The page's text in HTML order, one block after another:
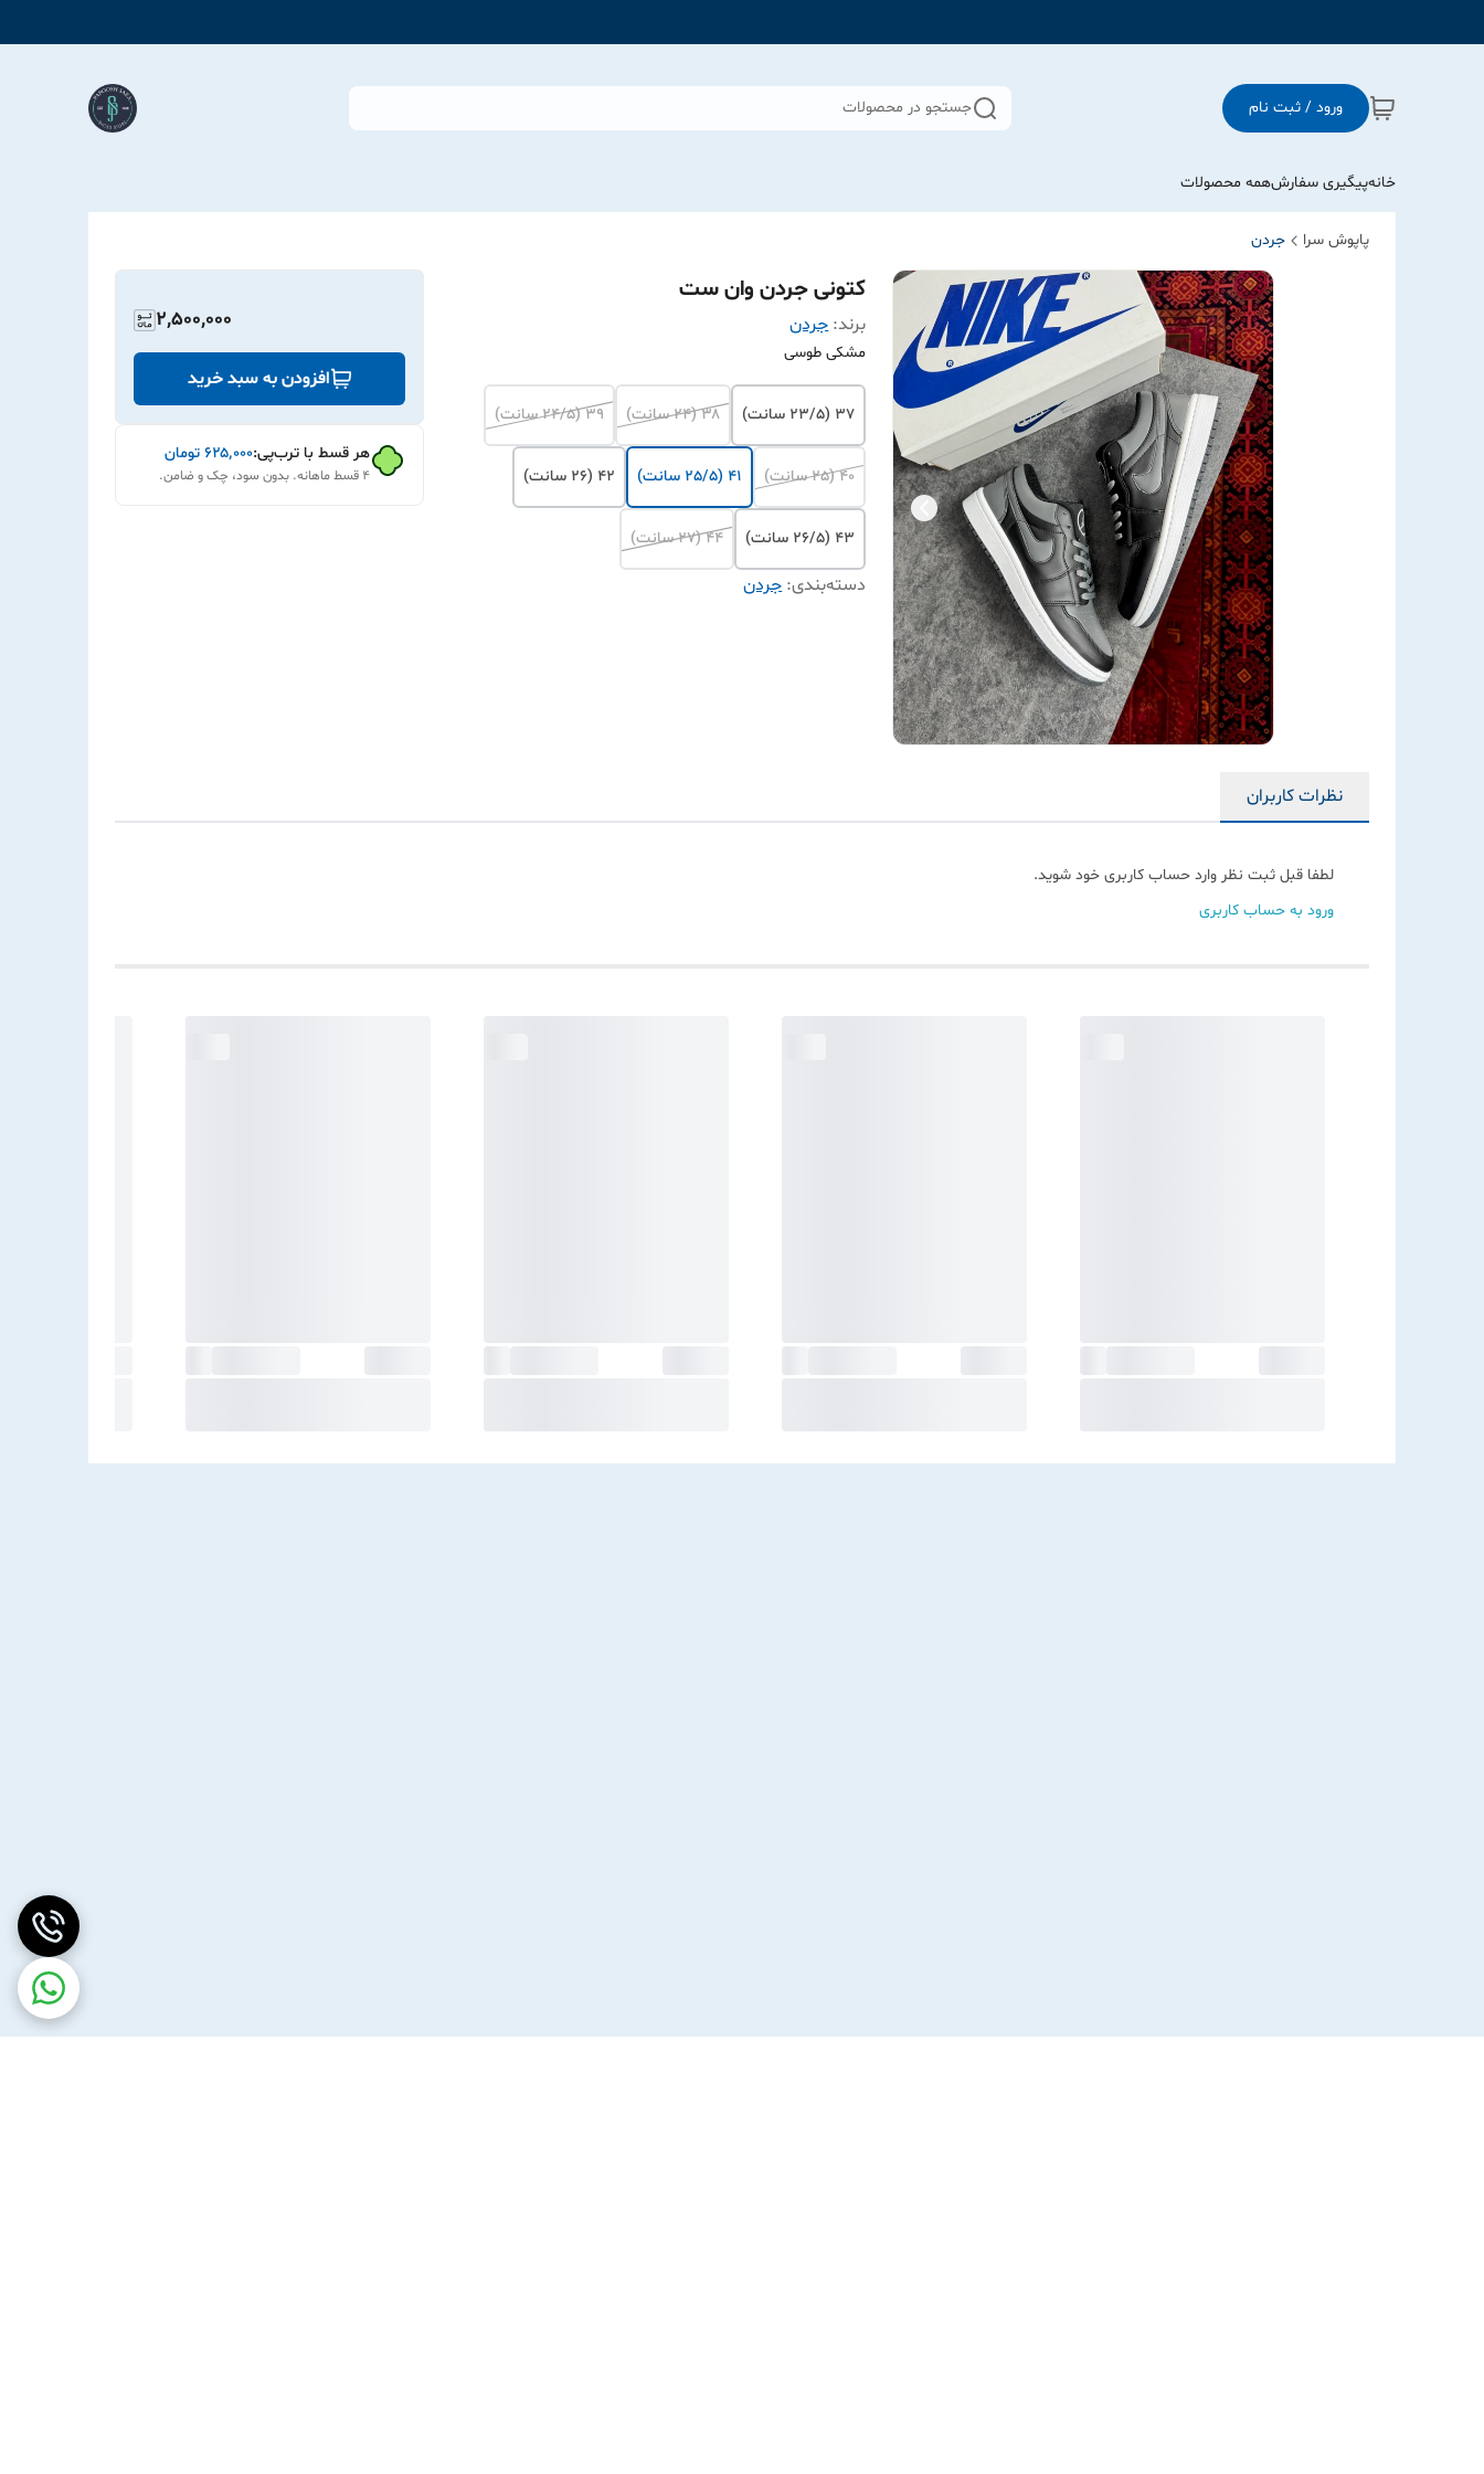
ورود / ثبت نام جستجو در محصولات
خانهپیگیری سفارشهمه محصولات
پاپوش سرا جردن
کتونی جردن وان ست
برند: جردن
مشکی طوسی
۳۷ (23/5 سانت) ۳۸ (24 سانت) ۳۹ (24/5 سانت)
۴۰ (25 سانت) ۴۱ (25/5 سانت) ۴۲ (26 سانت)
۴۳ (26/5 سانت) ۴۴ (27 سانت)
دسته‌بندی:جردن
2,500,000
افزودن به سبد خرید
هر قسط با ترب‌پی:۶۲۵٬۰۰۰ تومان
۴ قسط ماهانه. بدون سود، چک و ضامن.
نظرات کاربران
لطفا قبل ثبت نظر وارد حساب کاربری خود شوید.
ورود به حساب کاربری